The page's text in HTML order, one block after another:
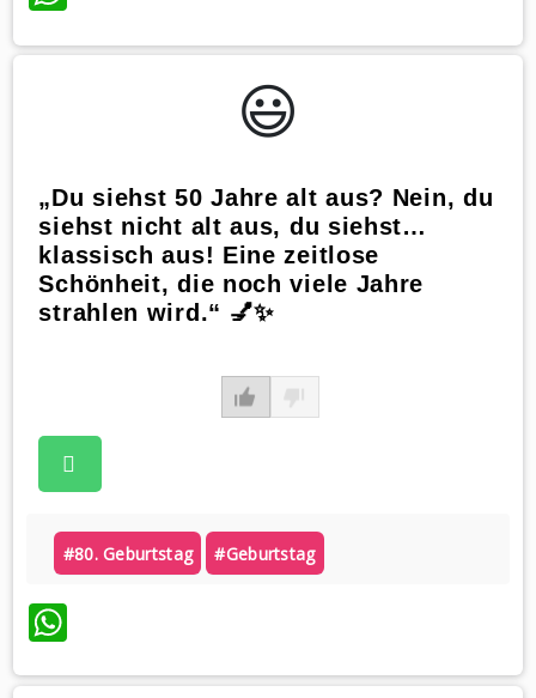
😃️
„Du siehst 50 Jahre alt aus? Nein, du
siehst nicht alt aus, du siehst…
klassisch aus! Eine zeitlose
Schönheit, die noch viele Jahre
strahlen wird.“ 💅✨
#80. Geburtstag #geburtstag
WhatsApp